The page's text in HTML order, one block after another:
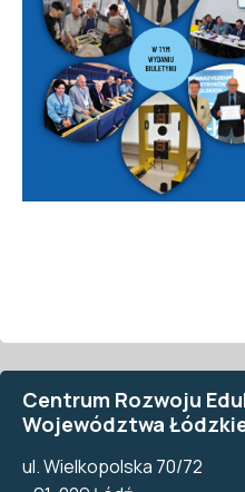
Centrum Rozwoju
Województwa
ul. Wielkopolska 70/72